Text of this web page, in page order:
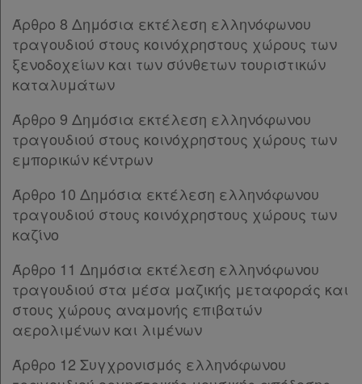
Άρθρο 29 [-]
Παρ.1
Παρ.2
ΜΕΡΟΣ Δ’
Άρθρο 31
Άρθρο 32
ΜΕΡΟΣ Ε’ [-]
Άρθρο 33 [-]
Παρ.1
Παρ.4
Παρ.5
Άρθρο 34
ΜΕΡΟΣ ΣΤ’ [-]
Παρ.1
Άρθρο 8 Δημόσια εκτέλεση ελληνόφωνου
τραγουδιού στους κοινόχρηστους χώρους των
ξενοδοχείων και των σύνθετων τουριστικών
καταλυμάτων
Άρθρο 9 Δημόσια εκτέλεση ελληνόφωνου
τραγουδιού στους κοινόχρηστους χώρους των
εμπορικών κέντρων
Άρθρο 10 Δημόσια εκτέλεση ελληνόφωνου
τραγουδιού στους κοινόχρηστους χώρους των
καζίνο
Άρθρο 11 Δημόσια εκτέλεση ελληνόφωνου
τραγουδιού στα μέσα μαζικής μεταφοράς και
στους χώρους αναμονής επιβατών
αερολιμένων και λιμένων
Άρθρο 12 Συγχρονισμός ελληνόφωνου